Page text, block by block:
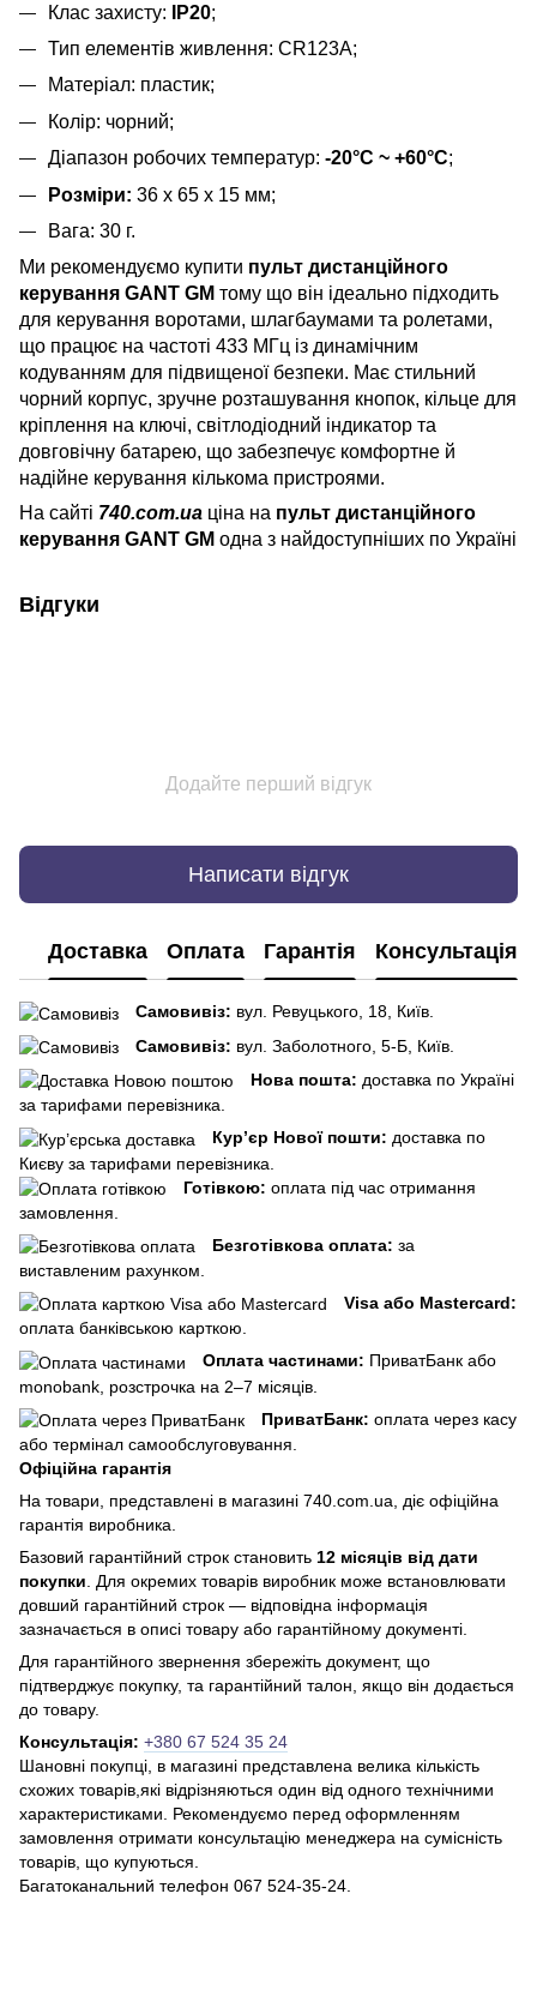
Клас захисту:
IP20;
Тип елементів живлення: CR123A;
Матеріал: пластик;
Колір: чорний;
Діапазон робочих температур: -20°C ~ +60°C;
Розміри: 36 x 65 x 15 мм;
Вага: 30 г.
Ми рекомендуємо купити пульт дистанційного
керування GANT GM тому що він ідеально підходить
для керування воротами, шлагбаумами та ролетами,
що працює на частоті 433 МГц із динамічним
кодуванням для підвищеної безпеки. Має стильний
чорний корпус, зручне розташування кнопок, кільце для
кріплення на ключі, світлодіодний індикатор та
довговічну батарею, що забезпечує комфортне й
надійне керування кількома пристроями.
На сайті 740.com.ua ціна на пульт дистанційного
керування GANT GM одна з найдоступніших по Україні
Відгуки
Додайте перший відгук
Написати відгук
Доставка Оплата Гарантія Консультація
Самовивіз: вул. Ревуцького, 18, Київ.
Самовивіз: вул. Заболотного, 5-Б, Київ.
Нова пошта: доставка по Україні
за тарифами перевізника.
Кур’єр Нової пошти: доставка по
Києву за тарифами перевізника.
Готівкою: оплата під час отримання
замовлення.
Безготівкова оплата: за
виставленим рахунком.
Visa або Mastercard:
оплата банківською карткою.
Оплата частинами: ПриватБанк або
monobank, розстрочка на 2–7 місяців.
ПриватБанк: оплата через касу
або термінал самообслуговування.
Офіційна гарантія
На товари, представлені в магазині 740.com.ua, діє офіційна
гарантія виробника.
Базовий гарантійний строк становить 12 місяців від дати
покупки . Для окремих товарів виробник може встановлювати
довший гарантійний строк — відповідна інформація
зазначається в описі товару або гарантійному документі.
Для гарантійного звернення збережіть документ, що
підтверджує покупку, та гарантійний талон, якщо він додається
до товару.
Консультація: +380 67 524 35 24
Шановні покупці, в магазині представлена ​​велика кількість
схожих товарів,які відрізняються один від одного технічними
характеристиками. Рекомендуємо перед оформленням
замовлення отримати консультацію менеджера на сумісність
товарів, що купуються.
Багатоканальний телефон 067 524-35-24.